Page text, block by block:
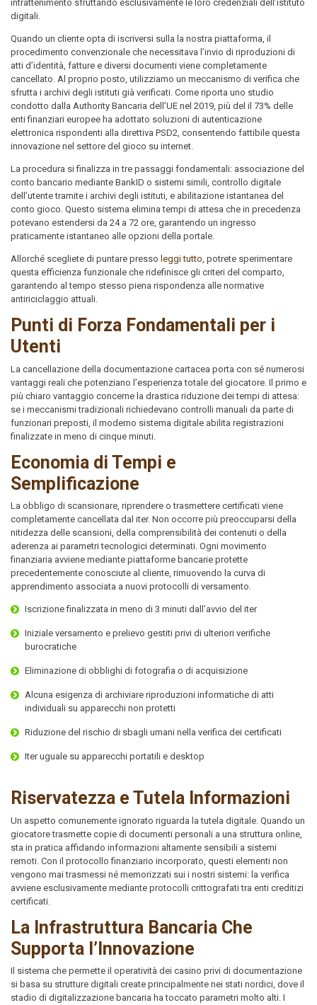
intrattenimento sfruttando esclusivamente le loro credenziali dell’istituto
digitali.
Quando un cliente opta di iscriversi sulla la nostra piattaforma, il
procedimento convenzionale che necessitava l’invio di riproduzioni di
atti d’identità, fatture e diversi documenti viene completamente
cancellato. Al proprio posto, utilizziamo un meccanismo di verifica che
sfrutta i archivi degli istituti già verificati. Come riporta uno studio
condotto dalla Authority Bancaria dell’UE nel 2019, più del il 73% delle
enti finanziari europee ha adottato soluzioni di autenticazione
elettronica rispondenti alla direttiva PSD2, consentendo fattibile questa
innovazione nel settore del gioco su internet.
La procedura si finalizza in tre passaggi fondamentali: associazione del
conto bancario mediante BankID o sistemi simili, controllo digitale
dell’utente tramite i archivi degli istituti, e abilitazione istantanea del
conto gioco. Questo sistema elimina tempi di attesa che in precedenza
potevano estendersi da 24 a 72 ore, garantendo un ingresso
praticamente istantaneo alle opzioni della portale.
Allorché scegliete di puntare presso leggi tutto, potrete sperimentare
questa efficienza funzionale che ridefinisce gli criteri del comparto,
garantendo al tempo stesso piena rispondenza alle normative
antiriciclaggio attuali.
Punti di Forza Fondamentali per i
Utenti
La cancellazione della documentazione cartacea porta con sé numerosi
vantaggi reali che potenziano l’esperienza totale del giocatore. Il primo e
più chiaro vantaggio concerne la drastica riduzione dei tempi di attesa:
se i meccanismi tradizionali richiedevano controlli manuali da parte di
funzionari preposti, il moderno sistema digitale abilita registrazioni
finalizzate in meno di cinque minuti.
Economia di Tempi e
Semplificazione
La obbligo di scansionare, riprendere o trasmettere certificati viene
completamente cancellata dal iter. Non occorre più preoccuparsi della
nitidezza delle scansioni, della comprensibilità dei contenuti o della
aderenza ai parametri tecnologici determinati. Ogni movimento
finanziaria avviene mediante piattaforme bancarie protette
precedentemente conosciute al cliente, rimuovendo la curva di
apprendimento associata a nuovi protocolli di versamento.
Iscrizione finalizzata in meno di 3 minuti dall’avvio del iter
Iniziale versamento e prelievo gestiti privi di ulteriori verifiche
burocratiche
Eliminazione di obblighi di fotografia o di acquisizione
Alcuna esigenza di archiviare riproduzioni informatiche di atti
individuali su apparecchi non protetti
Riduzione del rischio di sbagli umani nella verifica dei certificati
Iter uguale su apparecchi portatili e desktop
Riservatezza e Tutela Informazioni
Un aspetto comunemente ignorato riguarda la tutela digitale. Quando un
giocatore trasmette copie di documenti personali a una struttura online,
sta in pratica affidando informazioni altamente sensibili a sistemi
remoti. Con il protocollo finanziario incorporato, questi elementi non
vengono mai trasmessi né memorizzati sui i nostri sistemi: la verifica
avviene esclusivamente mediante protocolli crittografati tra enti creditizi
certificati.
La Infrastruttura Bancaria Che
Supporta l’Innovazione
Il sistema che permette il operatività dei casino privi di documentazione
si basa su strutture digitali create principalmente nei stati nordici, dove il
stadio di digitalizzazione bancaria ha toccato parametri molto alti. I